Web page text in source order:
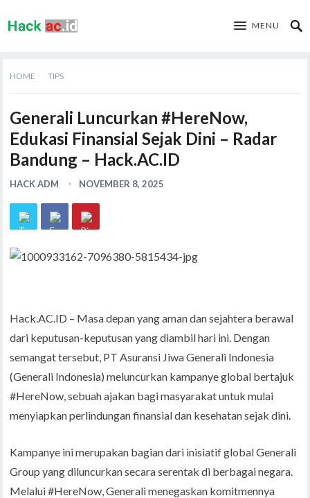
MENU
HOME TIPS
Generali Luncurkan #HereNow,
Edukasi Finansial Sejak Dini – Radar
Bandung – Hack.AC.ID
HACK ADM NOVEMBER 8, 2025
Hack.AC.ID – Masa depan yang aman dan sejahtera berawal
dari keputusan-keputusan yang diambil hari ini. Dengan
semangat tersebut, PT Asuransi Jiwa Generali Indonesia
(Generali Indonesia) meluncurkan kampanye global bertajuk
#HereNow, sebuah ajakan bagi masyarakat untuk mulai
menyiapkan perlindungan finansial dan kesehatan sejak dini.
Kampanye ini merupakan bagian dari inisiatif global Generali
Group yang diluncurkan secara serentak di berbagai negara.
Melalui #HereNow, Generali menegaskan komitmennya